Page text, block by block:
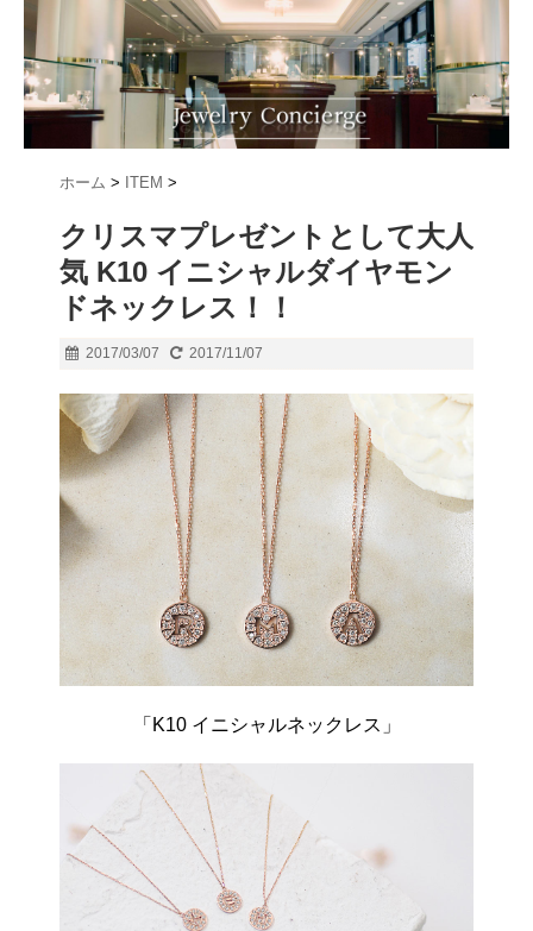
ホーム > ITEM >
クリスマプレゼントとして大人
気 K10 イニシャルダイヤモン
ドネックレス！！
2017/03/07 2017/11/07
「K10 イニシャルネックレス」